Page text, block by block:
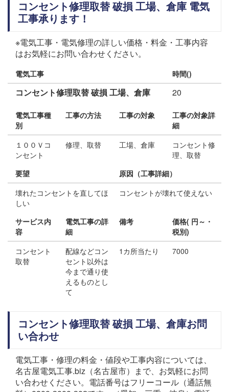
コンセント修理取替 破損 工場、倉庫 電気
工事承ります！
※電気工事・電気修理の詳しい価格・料金・工事内容
はお気軽にお問い合わせください。
電気工事 時間()
コンセント修理取替 破損 工場、倉庫 20
電気工事種
別
工事の方法 工事の対象
工事の対象詳
細
１００Ｖコ
ンセント
修理、取替 工場、倉庫
コンセント修
理、取替
要望
原因（工事詳細）
壊れたコンセントを直してほ
しい
コンセントが壊れて使えない
サービス内
容
電気工事の詳
細
備考
価格( 円～・
税別)
コンセント
取替
配線などコン
セント以外は
今まで通り使
えるものとし
て
1カ所当たり 7000
コンセント修理取替 破損 工場、倉庫お問
い合わせ
電気工事・修理の料金・値段や工事内容については、
名古屋電気工事.biz（名古屋市）まで、お気軽にお問
い合わせください。電話番号はフリーコール（通話無